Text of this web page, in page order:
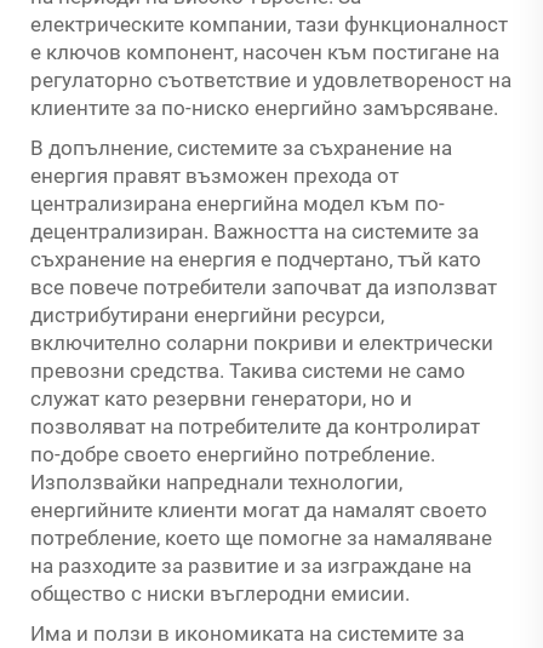
електрическите компании, тази функционалност
е ключов компонент, насочен към постигане на
регулаторно съответствие и удовлетвореност на
клиентите за по-ниско енергийно замърсяване.
В допълнение, системите за съхранение на
енергия правят възможен прехода от
централизирана енергийна модел към по-
децентрализиран. Важността на системите за
съхранение на енергия е подчертано, тъй като
все повече потребители започват да използват
дистрибутирани енергийни ресурси,
включително соларни покриви и електрически
превозни средства. Такива системи не само
служат като резервни генератори, но и
позволяват на потребителите да контролират
по-добре своето енергийно потребление.
Използвайки напреднали технологии,
енергийните клиенти могат да намалят своето
потребление, което ще помогне за намаляване
на разходите за развитие и за изграждане на
общество с ниски въглеродни емисии.
Има и ползи в икономиката на системите за